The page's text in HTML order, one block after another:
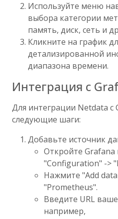
Используйте меню
выбора категории
память, диск, сеть и
Кликните на график
детализированной
диапазона времени.
Интеграция с
Для интеграции Netdata с
следующие шаги:
Добавьте источник
Откройте Grafana
"Configuration" ->
Нажмите "Add
"Prometheus".
Введите URL
например,